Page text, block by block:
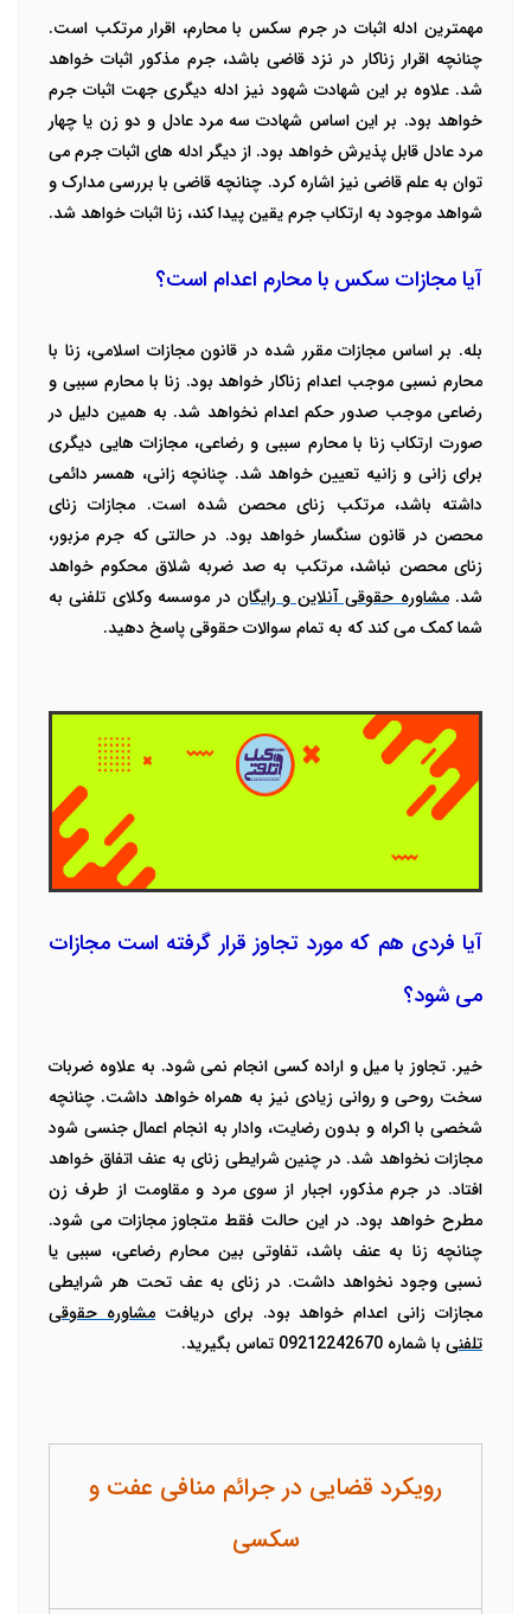
مهمترین ادله اثبات در جرم سکس با محارم، اقرار مرتکب است‌.
چنانچه اقرار زناکار در نزد قاضی باشد، جرم مذکور اثبات خواهد
شد. علاوه بر این شهادت شهود نیز ادله دیگری جهت اثبات جرم
خواهد بود‌. بر این اساس شهادت سه مرد عادل و دو زن یا چهار
مرد عادل قابل پذیرش خواهد بود. از دیگر ادله های اثبات جرم می
توان به علم قاضی نیز اشاره کرد. چنانچه قاضی با بررسی مدارک و
شواهد موجود به ارتکاب جرم یقین پیدا کند، زنا اثبات خواهد شد.
آیا مجازات سکس با محارم اعدام است؟
بله‌. بر اساس مجازات مقرر شده در قانون مجازات اسلامی، زنا با
محارم نسبی موجب اعدام زناکار خواهد بود. زنا با محارم سببی و
رضاعی موجب صدور حکم اعدام نخواهد شد. به همین دلیل در
صورت ارتکاب زنا با محارم سببی و رضاعی، مجازات هایی دیگری
برای زانی و زانیه تعیین خواهد شد. چنانچه زانی، همسر دائمی
داشته باشد، مرتکب زنای محصن شده است. مجازات زنای
محصن در قانون سنگسار خواهد بود‌. در حالتی که جرم مزبور،
زنای محصن نباشد، مرتکب به صد ضربه شلاق محکوم خواهد
شد.مشاوره حقوقی آنلاین و رایگان در موسسه وکلای تلفنی به
شما کمک می کند که به تمام سوالات حقوقی پاسخ دهید.
آیا فردی هم که مورد تجاوز قرار گرفته است مجازات
می شود؟
خیر. تجاوز با میل و اراده کسی انجام نمی شود‌. به علاوه ضربات
سخت روحی و روانی زیادی نیز به همراه خواهد داشت. چنانچه
شخصی با اکراه و بدون رضایت، وادار به انجام اعمال جنسی شود
مجازات نخواهد شد. در چنین شرایطی زنای به عنف اتفاق خواهد
افتاد‌. در جرم مذکور، اجبار از سوی مرد و مقاومت از طرف زن
مطرح خواهد بود. در این حالت فقط متجاوز مجازات می شود.
چنانچه زنا به عنف باشد، تفاوتی بین محارم رضاعی، سببی یا
نسبی وجود نخواهد داشت. در زنای به عف تحت هر شرایطی
مجازات زانی اعدام خواهد بود. برای دریافتمشاوره حقوقی
تلفنی با شماره 09212242670 تماس بگیرید.
رویکرد قضایی در جرائم منافی عفت و
سکسی